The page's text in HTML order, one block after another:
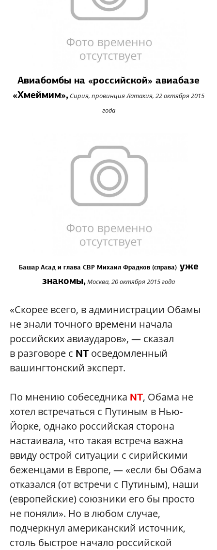
Авиабомбы на «российской» авиабазе
«Хмеймим», Сирия, провинция Латакия, 22 октября 2015
года
Башар Асад и глава СВР Михаил Фрадков (справа)уже
знакомы,Москва, 20 октября 2015 года
«Скорее всего, в администрации Обамы
не знали точного времени начала
российских авиаударов», — сказал
в разговоре c NT осведомленный
вашингтонский эксперт.
По мнению собеседника NT, Обама не
хотел встречаться с Путиным в Нью-
Йорке, однако российская сторона
настаивала, что такая встреча важна
ввиду острой ситуации с сирийскими
беженцами в Европе, — «если бы Обама
отказался (от встречи с Путиным), наши
(европейские) союзники его бы просто
не поняли». Но в любом случае,
подчеркнул американский источник,
столь быстрое начало российской